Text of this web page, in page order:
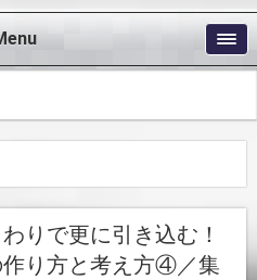
りで更に引き込む！
り方と考え方④／集